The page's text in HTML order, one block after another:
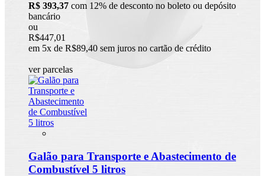
R$ 393,37 com 12% de desconto no boleto ou depósito
bancário
ou
R$447,01
em 5x de R$89,40 sem juros no cartão de crédito
ver parcelas
Galão para Transporte e Abastecimento de
Combustível 5 litros